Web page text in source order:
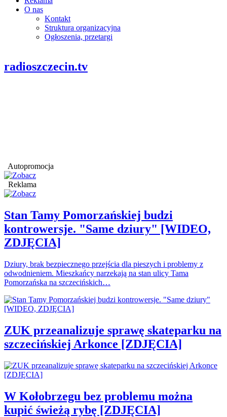
O nas
Kontakt
Struktura organizacyjna
Ogłoszenia, przetargi
radioszczecin.tv
Autopromocja
Reklama
Stan Tamy Pomorzańskiej budzi
kontrowersje. "Same dziury" [WIDEO,
ZDJĘCIA]
Dziury, brak bezpiecznego przejścia dla pieszych i problemy z
odwodnieniem. Mieszkańcy narzekają na stan ulicy Tama
Pomorzańska na szczecińskich…
ZUK przeanalizuje sprawę skateparku na
szczecińskiej Arkonce [ZDJĘCIA]
W Kołobrzegu bez problemu można
kupić świeżą rybę [ZDJĘCIA]